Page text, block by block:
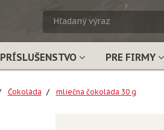
PRÍSLUŠENSTVO PRE FIRMY
Čokoláda mliečna čokoláda 30 g